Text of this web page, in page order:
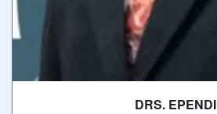
DRS. EPENDI